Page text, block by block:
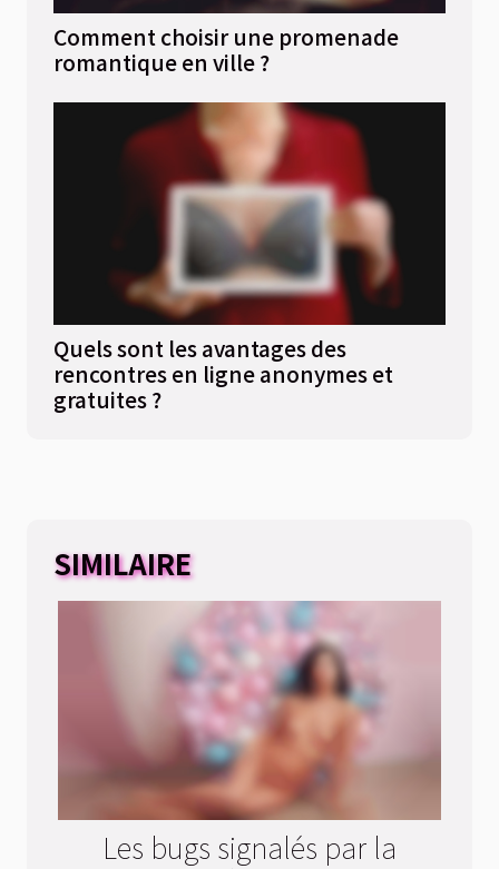
Comment choisir une promenade
romantique en ville ?
Quels sont les avantages des
rencontres en ligne anonymes et
gratuites ?
SIMILAIRE
Les bugs signalés par la